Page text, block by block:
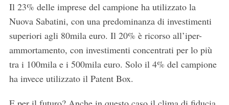
Il 23% delle imprese del campione ha utilizzato la
Nuova Sabatini, con una predominanza di investimenti
superiori agli 80mila euro. Il 20% è ricorso all’iper-
ammortamento, con investimenti concentrati per lo più
tra i 100mila e i 500mila euro. Solo il 4% del campione
ha invece utilizzato il Patent Box.